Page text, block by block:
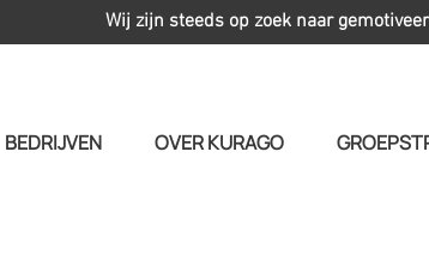
Wij zijn steeds op zoek naar
BEDRIJVEN OVER KURAGO